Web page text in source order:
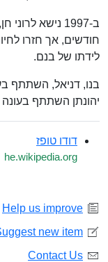
ב-1997 נישא
חודשים, אך חזרו
לידתו של בנם.
בנו, דניאל, השתתף
יהונתן השתתף
דודו טופז
he.wikipedia.org
Help us improve
new item
Contact Us